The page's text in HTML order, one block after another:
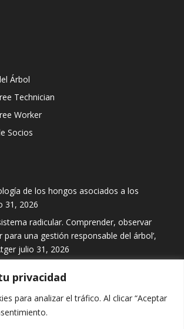
privacidad
para analizar el tráfico. Al clicar “Aceptar
Árbol
Technician
Worker
Socios
de los hongos asociados a los
31, 2026
radicular. Comprender, observar
para una gestión responsable del árbol’,
julio 31, 2026